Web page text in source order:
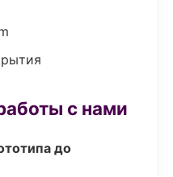
с нами
до